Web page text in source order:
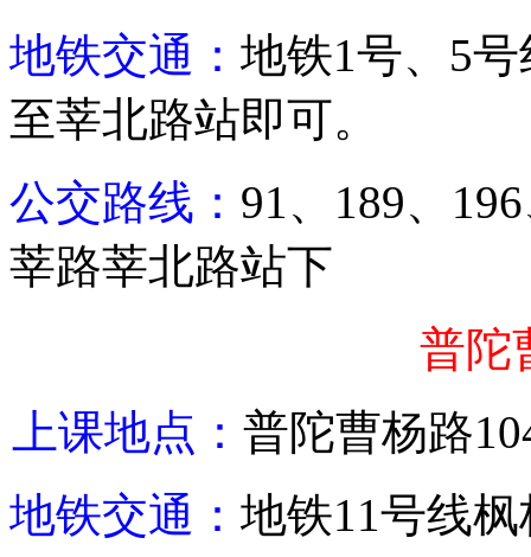
地铁交通：地铁1号、 5号
至莘北路站即可。
公交路线： 91、 189、 196
莘路莘北路站下
普陀
上课地点： 普陀曹杨路
地铁交通： 地铁11号线